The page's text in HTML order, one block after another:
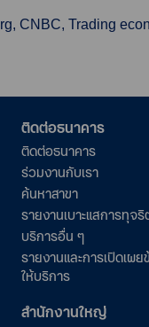
CNBC, Trading
ติดต่อธนาคาร
ติดต่อธนาคาร
ร่วมงานกับเรา
ค้นหาสาขา
รายงานเบาะแสการทุจริ
บริการอื่น ๆ
รายงานและการเปิดเ
ให้บริการ
สำนักงานใหญ่